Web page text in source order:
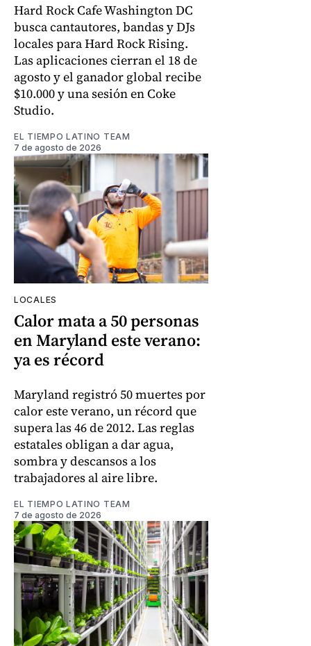
Hard Rock Cafe Washington DC
busca cantautores, bandas y DJs
locales para Hard Rock Rising.
Las aplicaciones cierran el 18 de
agosto y el ganador global recibe
$10.000 y una sesión en Coke
Studio.
EL TIEMPO LATINO TEAM
7 de agosto de 2026
LOCALES
Calor mata a 50 personas
en Maryland este verano:
ya es récord
Maryland registró 50 muertes por
calor este verano, un récord que
supera las 46 de 2012. Las reglas
estatales obligan a dar agua,
sombra y descansos a los
trabajadores al aire libre.
EL TIEMPO LATINO TEAM
7 de agosto de 2026